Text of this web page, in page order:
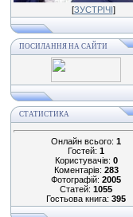
[ЗУСТРІЧІ]
ПОСИЛАННЯ НА САЙТИ
СТАТИСТИКА
Онлайн всього: 1
Гостей: 1
Користувачів: 0
Коментарів: 283
Фотографій: 2005
Статей: 1055
Гостьова книга: 395